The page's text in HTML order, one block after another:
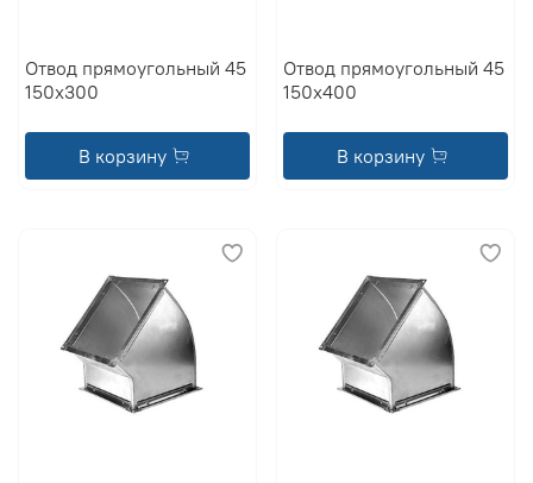
Отвод прямоугольный 45
150x300
В корзину
Отвод прямоугольный 45
150x400
В корзину